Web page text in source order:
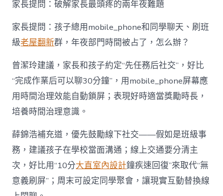
家長提問：破解家長最頭疼的兩年夜難題
家長提問：孩子總用mobile_phone和同學聊天、刷班
級老屋翻新群，年夜部門時間被占了，怎么辦？
曾潔玲建議，家長和孩子約定“先任務后社交”，好比
“完成作業后可以聊30分鐘”，用mobile_phone屏幕應
用時間治理效能自動鎖屏；表現好時適當獎勵時長，
培養時間治理意識。
薛錦浩補充道，優先鼓勵線下社交——假如是班級事
務，建議孩子在學校當面溝通；線上交通要分清主
次，好比用“10分大直室內設計鐘疾速回復”來取代“無
意義刷屏”；周末可設定同學聚會，讓現實互動替換線